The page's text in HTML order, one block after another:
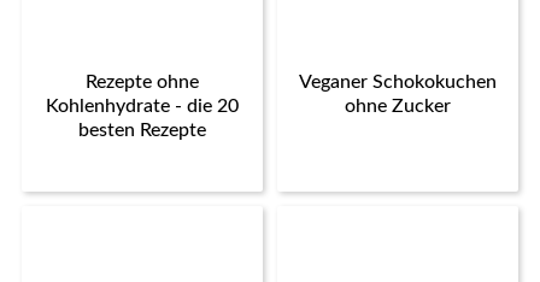
Rezepte ohne
Kohlenhydrate - die 20
besten Rezepte
Veganer Schokokuchen
ohne Zucker